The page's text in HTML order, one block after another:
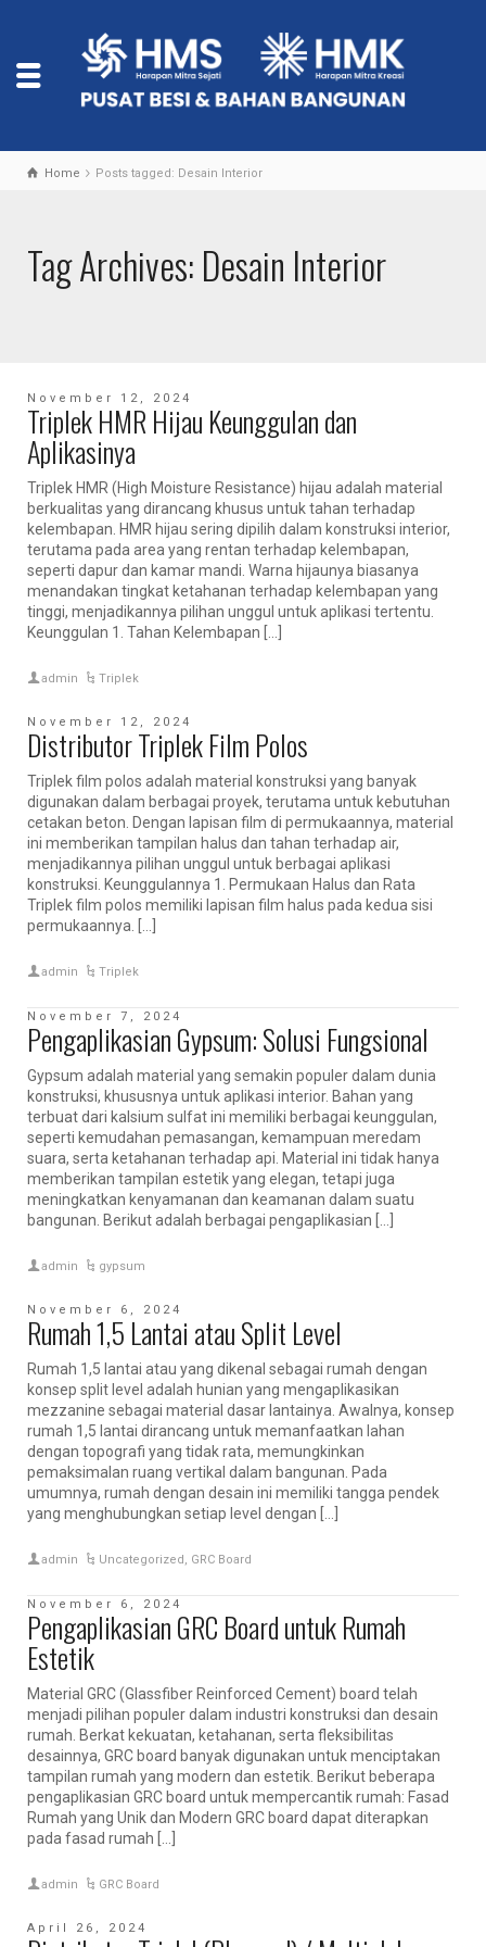
Home Posts tagged: Desain Interior
Tag Archives: Desain Interior
November 12, 2024
Triplek HMR Hijau Keunggulan dan
Aplikasinya
Triplek HMR (High Moisture Resistance) hijau adalah material
berkualitas yang dirancang khusus untuk tahan terhadap
kelembapan. HMR hijau sering dipilih dalam konstruksi interior,
terutama pada area yang rentan terhadap kelembapan,
seperti dapur dan kamar mandi. Warna hijaunya biasanya
menandakan tingkat ketahanan terhadap kelembapan yang
tinggi, menjadikannya pilihan unggul untuk aplikasi tertentu.
Keunggulan 1. Tahan Kelembapan […]
admin Triplek
November 12, 2024
Distributor Triplek Film Polos
Triplek film polos adalah material konstruksi yang banyak
digunakan dalam berbagai proyek, terutama untuk kebutuhan
cetakan beton. Dengan lapisan film di permukaannya, material
ini memberikan tampilan halus dan tahan terhadap air,
menjadikannya pilihan unggul untuk berbagai aplikasi
konstruksi. Keunggulannya 1. Permukaan Halus dan Rata
Triplek film polos memiliki lapisan film halus pada kedua sisi
permukaannya. […]
admin Triplek
November 7, 2024
Pengaplikasian Gypsum: Solusi Fungsional
Gypsum adalah material yang semakin populer dalam dunia
konstruksi, khususnya untuk aplikasi interior. Bahan yang
terbuat dari kalsium sulfat ini memiliki berbagai keunggulan,
seperti kemudahan pemasangan, kemampuan meredam
suara, serta ketahanan terhadap api. Material ini tidak hanya
memberikan tampilan estetik yang elegan, tetapi juga
meningkatkan kenyamanan dan keamanan dalam suatu
bangunan. Berikut adalah berbagai pengaplikasian […]
admin gypsum
November 6, 2024
Rumah 1,5 Lantai atau Split Level
Rumah 1,5 lantai atau yang dikenal sebagai rumah dengan
konsep split level adalah hunian yang mengaplikasikan
mezzanine sebagai material dasar lantainya. Awalnya, konsep
rumah 1,5 lantai dirancang untuk memanfaatkan lahan
dengan topografi yang tidak rata, memungkinkan
pemaksimalan ruang vertikal dalam bangunan. Pada
umumnya, rumah dengan desain ini memiliki tangga pendek
yang menghubungkan setiap level dengan […]
admin Uncategorized, GRC Board
November 6, 2024
Pengaplikasian GRC Board untuk Rumah
Estetik
Material GRC (Glassfiber Reinforced Cement) board telah
menjadi pilihan populer dalam industri konstruksi dan desain
rumah. Berkat kekuatan, ketahanan, serta fleksibilitas
desainnya, GRC board banyak digunakan untuk menciptakan
tampilan rumah yang modern dan estetik. Berikut beberapa
pengaplikasian GRC board untuk mempercantik rumah: Fasad
Rumah yang Unik dan Modern GRC board dapat diterapkan
pada fasad rumah […]
admin GRC Board
April 26, 2024